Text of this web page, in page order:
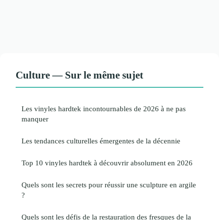
Culture — Sur le même sujet
Les vinyles hardtek incontournables de 2026 à ne pas
manquer
Les tendances culturelles émergentes de la décennie
Top 10 vinyles hardtek à découvrir absolument en 2026
Quels sont les secrets pour réussir une sculpture en argile
?
Quels sont les défis de la restauration des fresques de la